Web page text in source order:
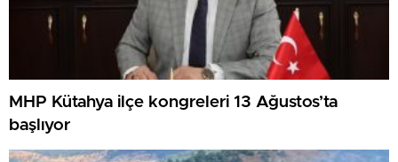
MHP Kütahya ilçe kongreleri 13 Ağustos’ta
başlıyor